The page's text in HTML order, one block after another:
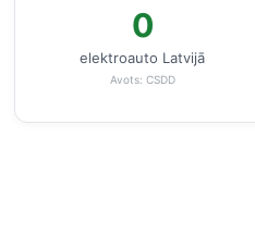
0
elektroauto Latvijā
Avots: CSDD